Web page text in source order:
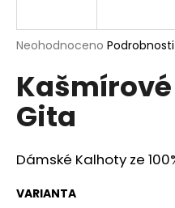
Průměrné
produktu
je
0,0
z
hvězdiček.
Neohodnoceno
Gita
Dámské Kalhoty ze
VARIANTA
j
t
?